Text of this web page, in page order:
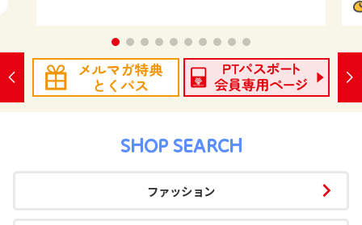
SHOP SEARCH
ファッション